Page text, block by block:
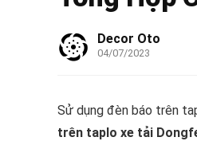
Decor Oto
04/07/2023
Sử dụng đèn báo trên
trên taplo xe tải